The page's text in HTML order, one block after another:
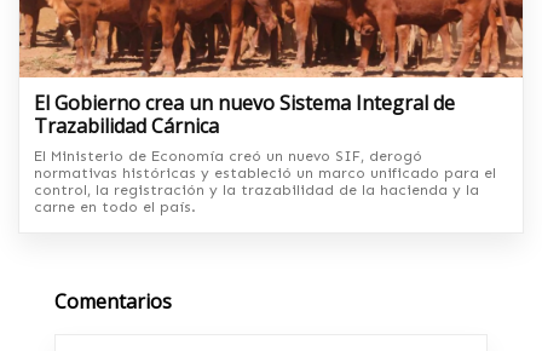
El Gobierno crea un nuevo Sistema Integral de
Trazabilidad Cárnica
El Ministerio de Economía creó un nuevo SIF, derogó
normativas históricas y estableció un marco unificado para el
control, la registración y la trazabilidad de la hacienda y la
carne en todo el país.
Comentarios